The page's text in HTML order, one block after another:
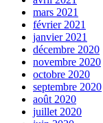
mars 2021
février 2021
janvier 2021
décembre 2020
novembre 2020
octobre 2020
septembre 2020
août 2020
juillet 2020